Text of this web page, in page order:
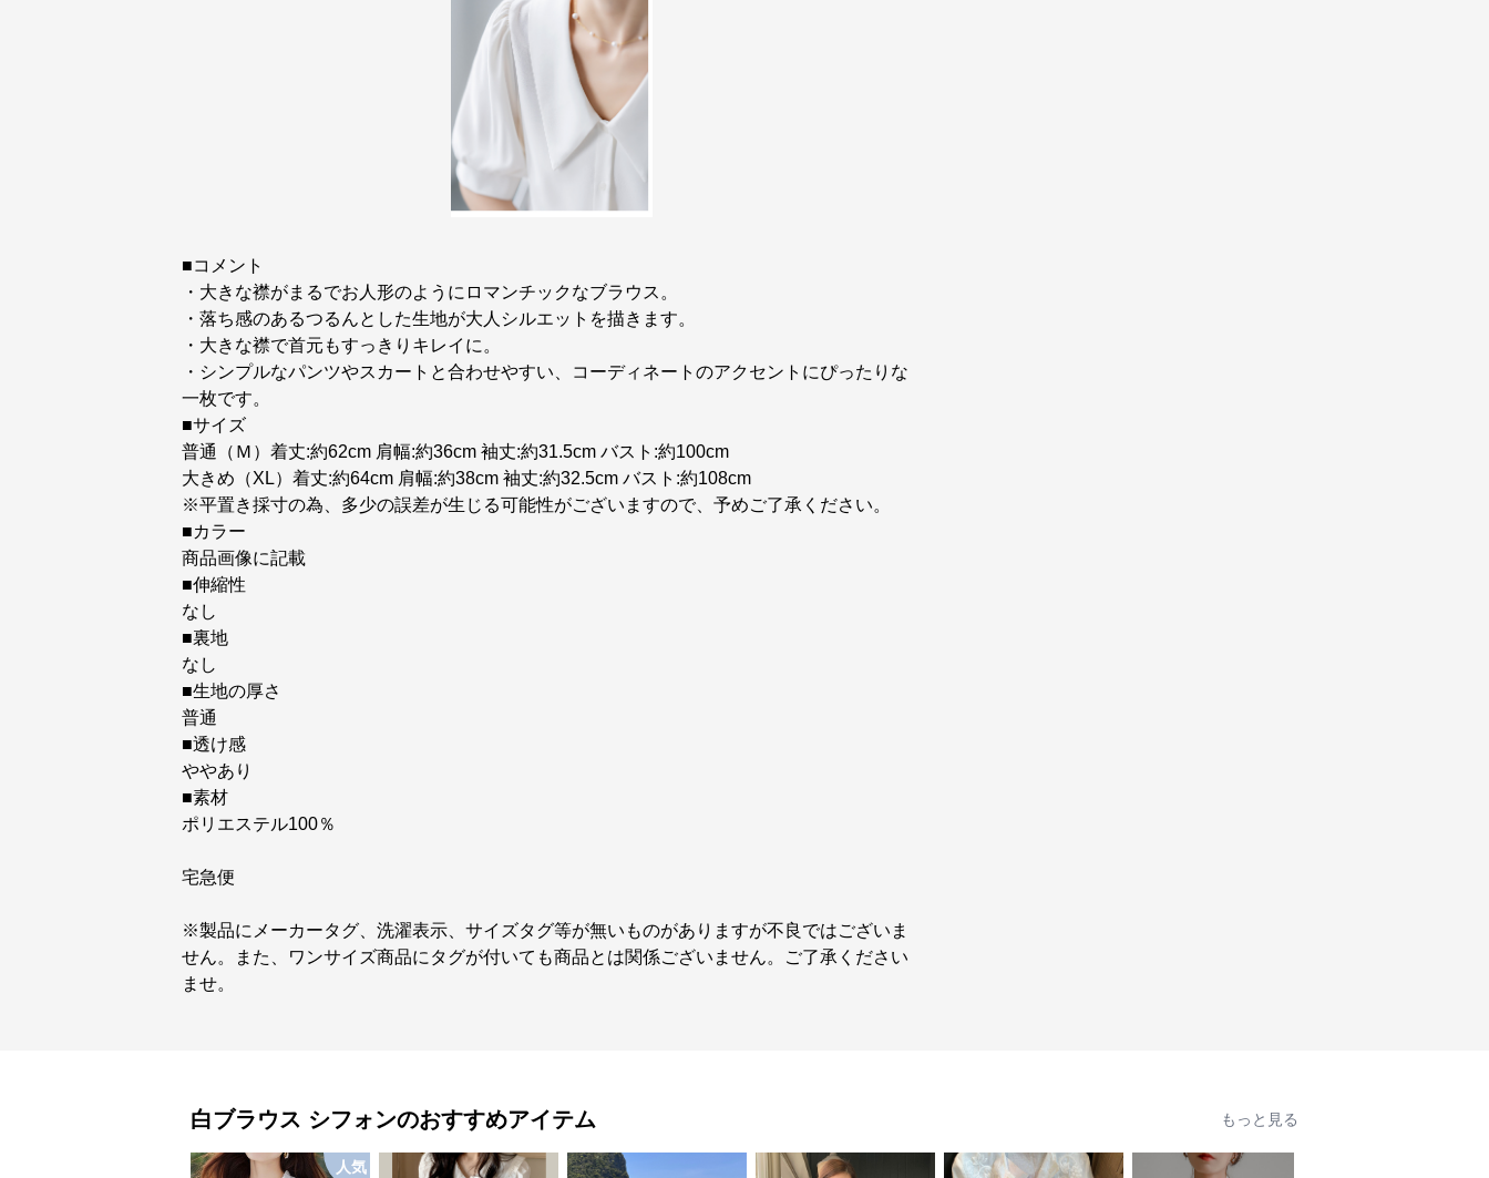
■コメント
・大きな襟がまるでお人形のようにロマンチックなブラウス。
・落ち感のあるつるんとした生地が大人シルエットを描きます。
・大きな襟で首元もすっきりキレイに。
・シンプルなパンツやスカートと合わせやすい、コーディネートのアクセントにぴったりな
一枚です。
■サイズ
普通（Ｍ）着丈:約62cm 肩幅:約36cm 袖丈:約31.5cm バスト:約100cm
大きめ（XL）着丈:約64cm 肩幅:約38cm 袖丈:約32.5cm バスト:約108cm
※平置き採寸の為、多少の誤差が生じる可能性がございますので、予めご了承ください。
■カラー
商品画像に記載
■伸縮性
なし
■裏地
なし
■生地の厚さ
普通
■透け感
ややあり
■素材
ポリエステル100％
宅急便
※製品にメーカータグ、洗濯表示、サイズタグ等が無いものがありますが不良ではございま
せん。また、ワンサイズ商品にタグが付いても商品とは関係ございません。ご了承ください
ませ。
白ブラウス シフォンのおすすめアイテム もっと見る
人気